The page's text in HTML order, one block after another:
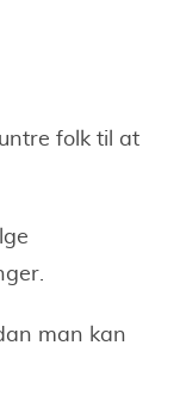
folk til at
man kan